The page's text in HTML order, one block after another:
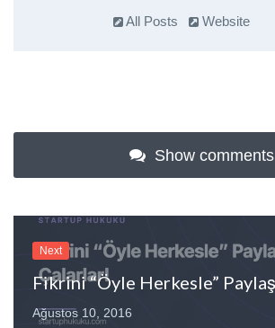
All Posts Website
Show comments
Next
Ağustos 10, 2016